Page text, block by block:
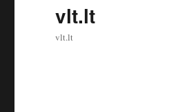
vlt.lt
vlt.lt